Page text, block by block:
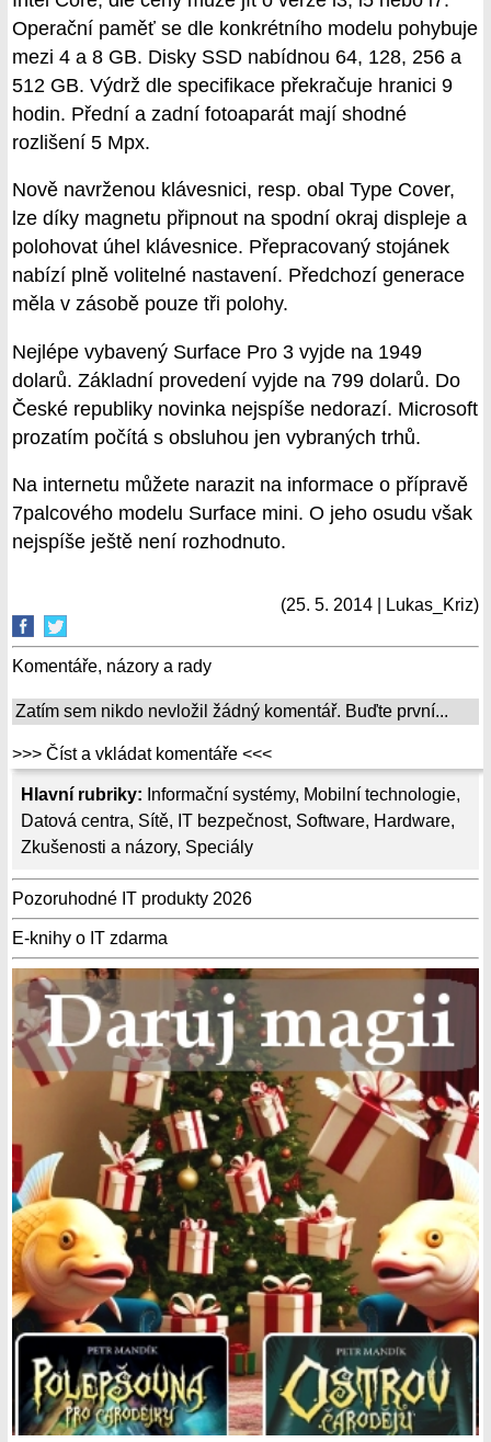
Hlavní rubriky: Informační systémy, Mobilní technologie,
Datová centra, Sítě, IT bezpečnost, Software, Hardware,
Zkušenosti a názory, Speciály
Pozoruhodné IT produkty 2026
E-knihy o IT zdarma
Operační paměť se dle konkrétního modelu pohybuje
mezi 4 a 8 GB. Disky SSD nabídnou 64, 128, 256 a
512 GB. Výdrž dle specifikace překračuje hranici 9
hodin. Přední a zadní fotoaparát mají shodné
rozlišení 5 Mpx.
Nově navrženou klávesnici, resp. obal Type Cover,
lze díky magnetu připnout na spodní okraj displeje a
polohovat úhel klávesnice. Přepracovaný stojánek
nabízí plně volitelné nastavení. Předchozí generace
měla v zásobě pouze tři polohy.
Nejlépe vybavený Surface Pro 3 vyjde na 1949
dolarů. Základní provedení vyjde na 799 dolarů. Do
České republiky novinka nejspíše nedorazí. Microsoft
prozatím počítá s obsluhou jen vybraných trhů.
Na internetu můžete narazit na informace o přípravě
7palcového modelu Surface mini. O jeho osudu však
nejspíše ještě není rozhodnuto.
(25. 5. 2014 | Lukas_Kriz)
Komentáře, názory a rady
Zatím sem nikdo nevložil žádný komentář. Buďte první...
>>> Číst a vkládat komentáře <<<